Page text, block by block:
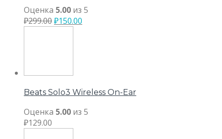
Оценка 5.00 из 5
₽299.00₽150.00
Beats Solo3 Wireless On-Ear
Оценка 5.00 из 5
₽129.00